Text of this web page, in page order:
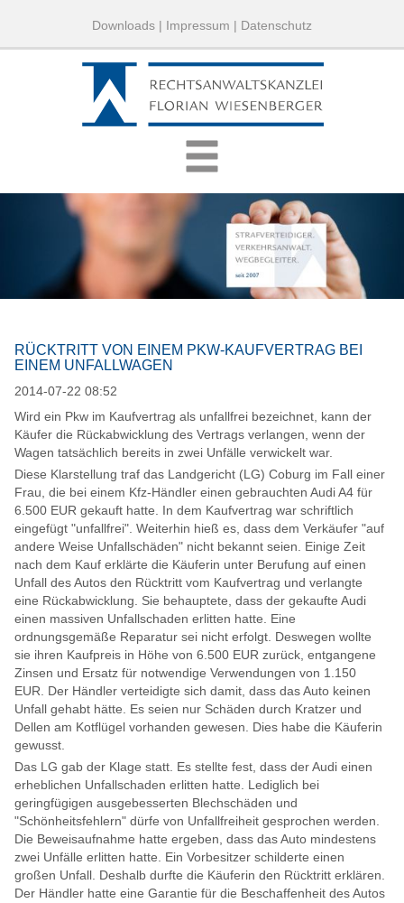
Downloads | Impressum | Datenschutz
RÜCKTRITT VON EINEM PKW-KAUFVERTRAG BEI
EINEM UNFALLWAGEN
2014-07-22 08:52
Wird ein Pkw im Kaufvertrag als unfallfrei bezeichnet, kann der
Käufer die Rückabwicklung des Vertrags verlangen, wenn der
Wagen tatsächlich bereits in zwei Unfälle verwickelt war.
Diese Klarstellung traf das Landgericht (LG) Coburg im Fall einer
Frau, die bei einem Kfz-Händler einen gebrauchten Audi A4 für
6.500 EUR gekauft hatte. In dem Kaufvertrag war schriftlich
eingefügt "unfallfrei". Weiterhin hieß es, dass dem Verkäufer "auf
andere Weise Unfallschäden" nicht bekannt seien. Einige Zeit
nach dem Kauf erklärte die Käuferin unter Berufung auf einen
Unfall des Autos den Rücktritt vom Kaufvertrag und verlangte
eine Rückabwicklung. Sie behauptete, dass der gekaufte Audi
einen massiven Unfallschaden erlitten hatte. Eine
ordnungsgemäße Reparatur sei nicht erfolgt. Deswegen wollte
sie ihren Kaufpreis in Höhe von 6.500 EUR zurück, entgangene
Zinsen und Ersatz für notwendige Verwendungen von 1.150
EUR. Der Händler verteidigte sich damit, dass das Auto keinen
Unfall gehabt hätte. Es seien nur Schäden durch Kratzer und
Dellen am Kotflügel vorhanden gewesen. Dies habe die Käuferin
gewusst.
Das LG gab der Klage statt. Es stellte fest, dass der Audi einen
erheblichen Unfallschaden erlitten hatte. Lediglich bei
geringfügigen ausgebesserten Blechschäden und
"Schönheitsfehlern" dürfe von Unfallfreiheit gesprochen werden.
Die Beweisaufnahme hatte ergeben, dass das Auto mindestens
zwei Unfälle erlitten hatte. Ein Vorbesitzer schilderte einen
großen Unfall. Deshalb durfte die Käuferin den Rücktritt erklären.
Der Händler hatte eine Garantie für die Beschaffenheit des Autos